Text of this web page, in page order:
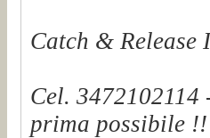
Catch &
Cel.
prima possibile !!